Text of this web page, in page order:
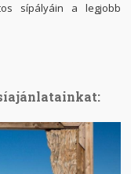
sípályáin a legjobb